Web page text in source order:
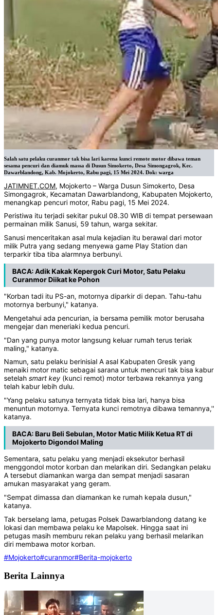
Salah satu pelaku curanmor tak bisa lari karena kunci remote motor dibawa teman
sesama pencuri dan diamuk massa di Dusun Simokerto, Desa Simongagrok, Kec.
Dawarblandong, Kab. Mojokerto, Rabu pagi, 15 Mei 2024. Dok: warga
JATIMNET.COM, Mojokerto – Warga Dusun Simokerto, Desa
Simongagrok, Kecamatan Dawarblandong, Kabupaten Mojokerto,
menangkap pencuri motor, Rabu pagi, 15 Mei 2024.
Peristiwa itu terjadi sekitar pukul 08.30 WIB di tempat persewaan
permainan milik Sanusi, 59 tahun, warga sekitar.
Sanusi menceritakan asal mula kejadian itu berawal dari motor
milik Putra yang sedang menyewa game Play Station dan
terparkir tiba tiba alarmnya berbunyi.
BACA:Adik Kakak Kepergok Curi Motor, Satu Pelaku
Curanmor Diikat ke Pohon
"Korban tadi itu PS-an, motornya diparkir di depan. Tahu-tahu
motornya berbunyi," katanya.
Mengetahui ada pencurian, ia bersama pemilik motor berusaha
mengejar dan meneriaki kedua pencuri.
"Dan yang punya motor langsung keluar rumah terus teriak
maling," katanya.
Namun, satu pelaku berinisial A asal Kabupaten Gresik yang
menaiki motor matic sebagai sarana untuk mencuri tak bisa kabur
setelah smart key (kunci remot) motor terbawa rekannya yang
telah kabur lebih dulu.
"Yang pelaku satunya ternyata tidak bisa lari, hanya bisa
menuntun motornya. Ternyata kunci remotnya dibawa temannya,''
katanya.
BACA:Baru Beli Sebulan, Motor Matic Milik Ketua RT di
Mojokerto Digondol Maling
Sementara, satu pelaku yang menjadi eksekutor berhasil
menggondol motor korban dan melarikan diri. Sedangkan pelaku
A tersebut diamankan warga dan sempat menjadi sasaran
amukan masyarakat yang geram.
"Sempat dimassa dan diamankan ke rumah kepala dusun,"
katanya.
Tak berselang lama, petugas Polsek Dawarblandong datang ke
lokasi dan membawa pelaku ke Mapolsek. Hingga saat ini
petugas masih memburu rekan pelaku yang berhasil melarikan
diri membawa motor korban.
#Mojokerto#curanmor#Berita-mojokerto
Berita Lainnya